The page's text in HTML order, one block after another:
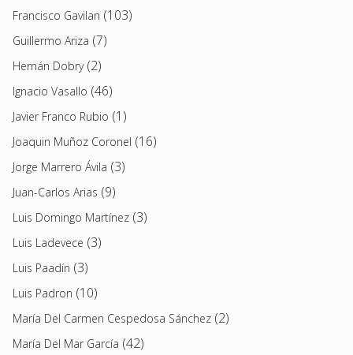
Francisco Gavilan (103)
Guillermo Ariza (7)
Hernán Dobry(2)
Ignacio Vasallo (46)
Javier Franco Rubio (1)
Joaquin Muñoz Coronel (16)
Jorge Marrero Ávila (3)
Juan-Carlos Arias (9)
Luis Domingo Martínez (3)
Luis Ladevece (3)
Luis Paadín (3)
Luis Padron (10)
María Del Carmen Cespedosa Sánchez (2)
María Del Mar García (42)